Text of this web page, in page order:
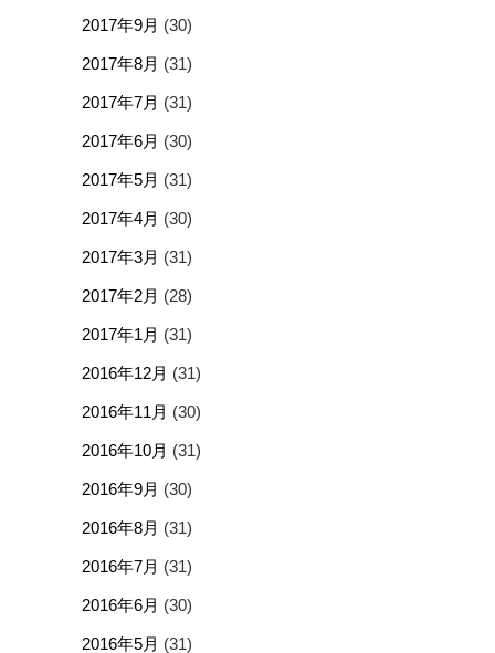
2017年9月 (30)
2017年8月 (31)
2017年7月 (31)
2017年6月 (30)
2017年5月 (31)
2017年4月 (30)
2017年3月 (31)
2017年2月 (28)
2017年1月 (31)
2016年12月 (31)
2016年11月 (30)
2016年10月 (31)
2016年9月 (30)
2016年8月 (31)
2016年7月 (31)
2016年6月 (30)
2016年5月 (31)